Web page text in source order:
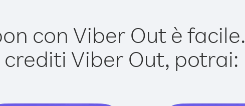
con Viber Out è facile.
Viber Out, potrai: